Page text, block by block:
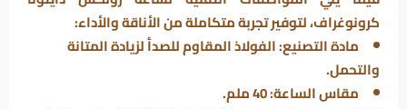
كرونوغراف، لتوفير تجربة متكاملة من الأناقة والأداء:
مادة التصنيع: الفولاذ المقاوم للصدأ لزيادة المتانة
والتحمل.
مقاس الساعة: 40 ملم.